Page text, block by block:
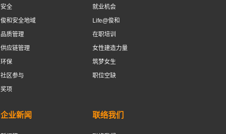
安全
俊和安全地域
品质管理
供应链管理
环保
社区参与
奖项
企业新闻
就业机会
Life@俊和
在职培训
女性建造力量
筑梦女生
职位空缺
联络我们